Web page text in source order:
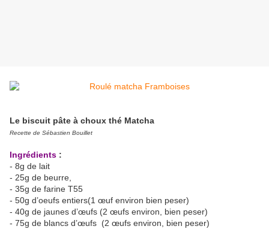
Le biscuit pâte à choux thé Matcha
Recette de Sébastien Bouillet
Ingrédients :
- 8g de lait
- 25g de beurre,
- 35g de farine T55
- 50g d’oeufs entiers(1 œuf environ bien peser)
- 40g de jaunes d’œufs (2 œufs environ, bien peser)
- 75g de blancs d’œufs (2 œufs environ, bien peser)